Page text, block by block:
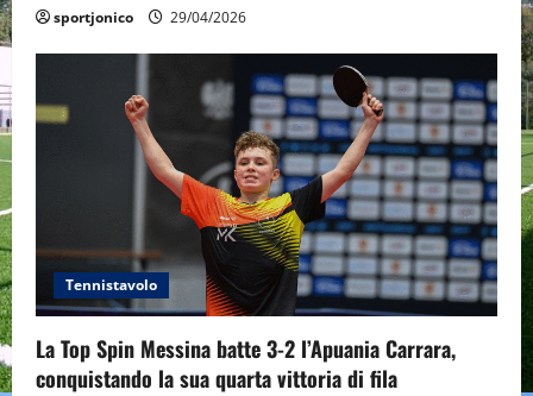
sportjonico 29/04/2026
Tennistavolo
La Top Spin Messina batte 3-2 l’Apuania Carrara,
conquistando la sua quarta vittoria di fila